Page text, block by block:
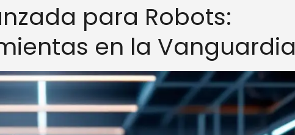
para Robots:
en la Vanguardia